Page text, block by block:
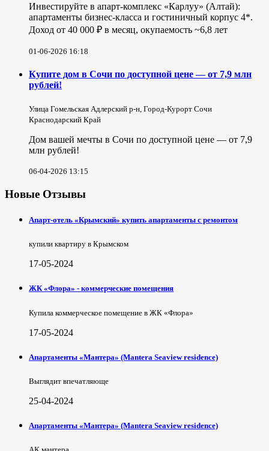
Инвестируйте в апарт-комплекс «Карлуу» (Алтай):
апартаменты бизнес-класса и гостиничный корпус 4*.
Доход от 40 000 ₽ в месяц, окупаемость ~6,8 лет
01-06-2026 16:18
Купите дом в Сочи по доступной цене — от 7,9 млн
рублей!
Улица Гомельская Адлерский р-н, Город-Курорт Сочи
Краснодарский Край
Дом вашей мечты в Сочи по доступной цене — от 7,9
млн рублей!
06-04-2026 13:15
Новые Отзывы
Апарт-отель «Крымский» купить апартаменты с ремонтом
купили квартиру в Крымском
17-05-2024
ЖК «Флора» - коммерческие помещения
Купила коммерческое помещение в ЖК «Флора»
17-05-2024
Апартаменты «Мантера» (Mantera Seaview rеsidence)
Выглядит впечатляюще
25-04-2024
Апартаменты «Мантера» (Mantera Seaview rеsidence)